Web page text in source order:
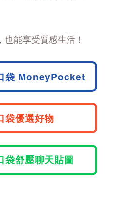
能享受質感生活！
袋 MoneyPocket
袋優選好物
袋舒壓聊天貼圖